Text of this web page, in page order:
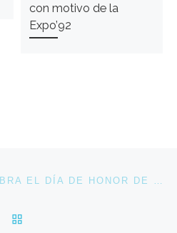
con motivo de la
Expo’92
entradas